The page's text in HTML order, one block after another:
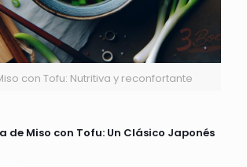
con Tofu: Nutritiva y reconfortante
de Miso con Tofu: Un Clásico Japonés